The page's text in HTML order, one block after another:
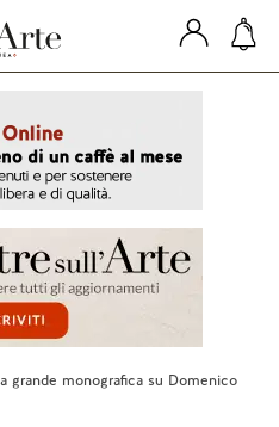
grande monografica su Domenico